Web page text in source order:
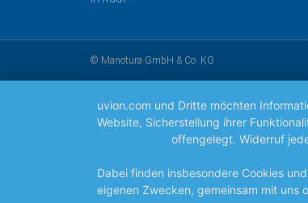
© Manotura GmbH & Co. KG
uvion.com und Dritte möchten
Website, Sicherstellung ihrer
offengelegt. Widerruf
Dabei finden insbesondere Cookies
eigenen Zwecken, gemeinsam mit uns